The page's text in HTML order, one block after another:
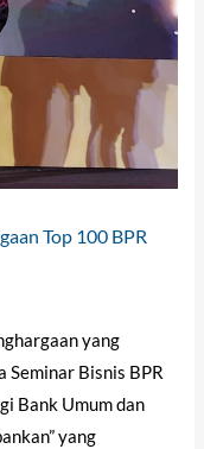
Top 100 BPR
yang
Seminar Bisnis BPR
Bank Umum dan
yang